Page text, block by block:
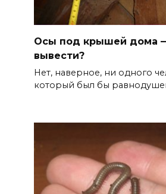
Осы под крышей дома
вывести?
Нет, наверное, ни одного
который был бы